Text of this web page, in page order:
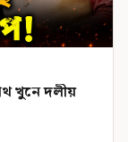
খুনে দলীয়